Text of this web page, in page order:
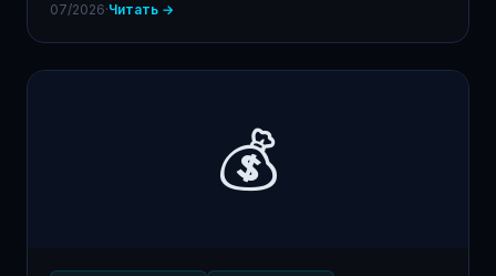
07/2026·Читать →
💰